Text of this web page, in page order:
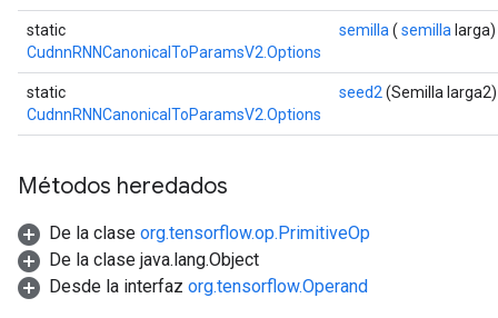
static
CudnnRNNCanonicalToParamsV2.Options
semilla ( semilla larga)
static
CudnnRNNCanonicalToParamsV2.Options
seed2 (Semilla larga2)
Métodos heredados
De la clase org.tensorflow.op.PrimitiveOp
De la clase java.lang.Object
Desde la interfaz org.tensorflow.Operand